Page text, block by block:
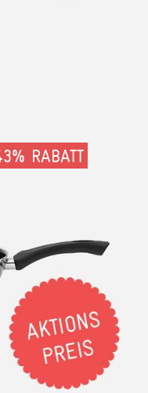
RABATT